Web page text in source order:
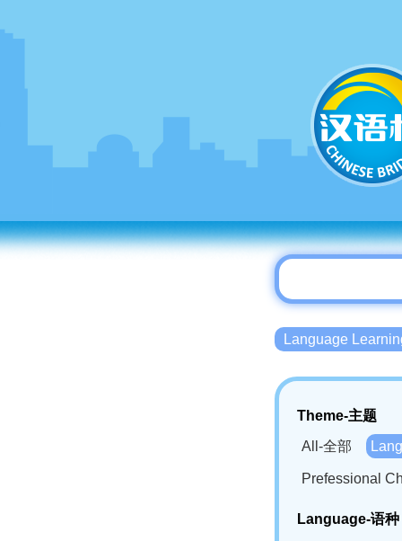
Language
Theme-主题
All-全部
Prefessional
Language-语种